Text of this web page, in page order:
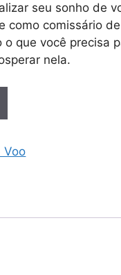
seu sonho de
como comissário
que você precisa
nela.
Voo